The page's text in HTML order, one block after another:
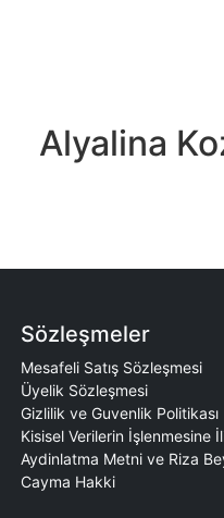
Alyalina
Sözleşmeler
Mesafeli Satış Sözleşmesi
Üyelik Sözleşmesi
Gizlilik ve Guvenlik Politikası
Kisisel Verilerin İşlenmesine
Aydinlatma Metni ve Riza
Cayma Hakki